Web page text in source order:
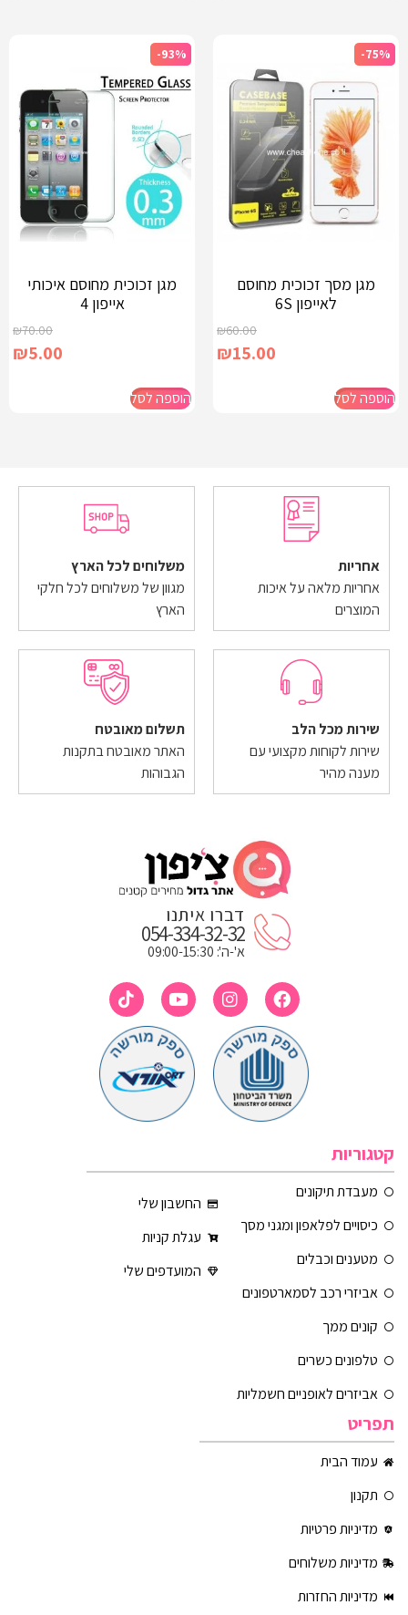
-75%
מגן מסך זכוכית מחוסם
לאייפון 6S
₪60.00
₪15.00
הוספה לסל
-93%
מגן זכוכית מחוסם איכותי
אייפון 4
₪70.00
₪5.00
הוספה לסל
אחריות
אחריות מלאה על איכות
המוצרים
משלוחים לכל הארץ
מגוון של משלוחים לכל חלקי
הארץ
שירות מכל הלב
שירות לקוחות מקצועי עם
מענה מהיר
תשלום מאובטח
האתר מאובטח בתקנות
הגבוהות
דברו איתנו
054-334-32-32
א'-ה': 09:00-15:30
קטגוריות
מעבדת תיקונים
כיסויים לפלאפון ומגני מסך
מטענים וכבלים
אביזרי רכב לסמארטפונים
קונים ממך
טלפונים כשרים
אביזרים לאופניים חשמליות
החשבון שלי
עגלת קניות
המועדפים שלי
תפריט
עמוד הבית
תקנון
מדיניות פרטיות
מדיניות משלוחים
מדיניות החזרות